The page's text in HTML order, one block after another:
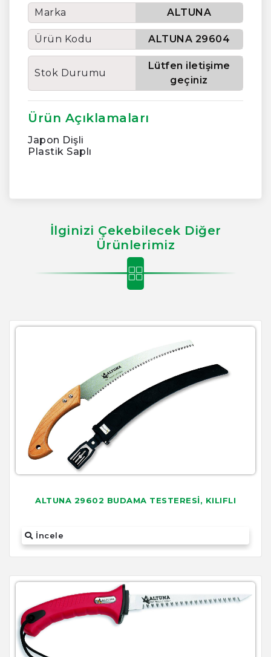
Marka ALTUNA
Ürün Kodu ALTUNA 29604
Stok Durumu
Lütfen iletişime
geçiniz
Ürün Açıklamaları
Japon Dişli
Plastik Saplı
İlginizi Çekebilecek Diğer
Ürünlerimiz
ALTUNA 29602 BUDAMA TESTERESİ, KILIFLI
İncele